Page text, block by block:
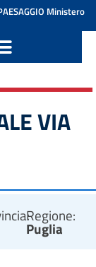
Ministero
VIA
Regione:
Puglia